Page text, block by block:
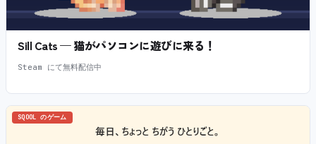
Sill Cats — 猫がパソコンに遊びに来る！
Steam にて無料配信中
SQOOL のゲーム